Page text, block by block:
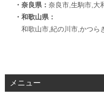
・奈良県： 奈良市,生駒市,大
・和歌山県：
和歌山市,紀の川市,かつら
メニュー